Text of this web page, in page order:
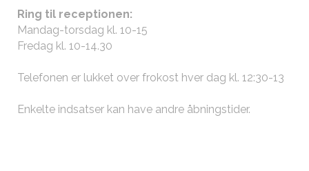
Ring til receptionen:
Mandag-torsdag kl. 10-15
Fredag kl. 10-14.30
Telefonen er lukket over frokost hver dag kl. 12:30-13
Enkelte indsatser kan have andre åbningstider.